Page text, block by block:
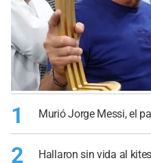
1 Murió Jorge Messi, el
2
Hallaron sin vida al